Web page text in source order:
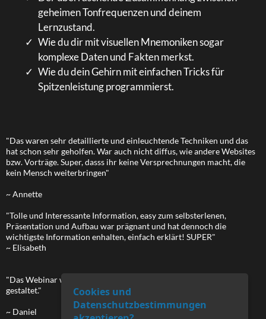
geheimen Tonfrequenzen und deinem
Lernzustand.
Wie du dir mit visuellen Mnemoniken sogar
komplexe Daten und Fakten merkst.
Wie du dein Gehirn mit einfachen Tricks für
Spitzenleistung programmierst.
"Das waren sehr detaillierte und einleuchtende Techniken und das
hat schon sehr geholfen. War auch nicht diffus, wie andere Websites
bzw. Vorträge. Super, dasss ihr keine Versprechnungen macht, die
kein Mensch weiterbringen"
~ Annette
"Tolle und Interessante Information, easy zum selbsterlenen,
Präsentation und Aufbau war prägnant und hat dennoch die
wichtigste Information enhalten, einfach erklärt! SUPER"
~ Elisabeth
"Das Webinar war sehr gut. Sehr schön erklärt und sehr spannend
gestaltet."
~ Daniel
Cookies und
Datenschutzbestimmungen